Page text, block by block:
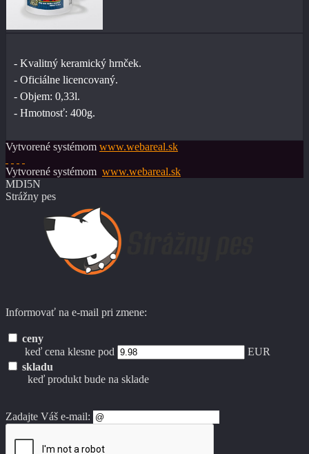
- Kvalitný keramický hrnček.
- Oficiálne licencovaný.
- Objem: 0,33l.
- Hmotnosť: 400g.
Vytvorené systémom www.webareal.sk
Vytvorené systémom www.webareal.sk
MDI5N
Strážny pes
Informovať na e-mail pri zmene:
ceny
keď cena klesne pod
EUR
skladu
keď produkt bude na sklade
Zadajte Váš e-mail: